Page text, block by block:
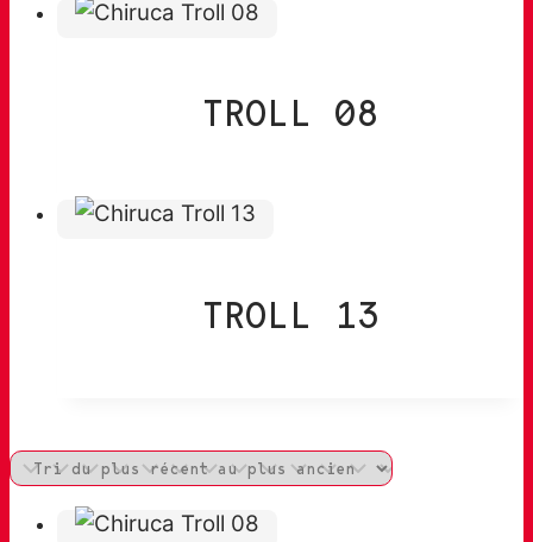
TROLL 08
TROLL 13